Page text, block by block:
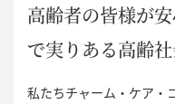
高齢者の皆様が
で実りある高齢
私たちチャーム・ケア・